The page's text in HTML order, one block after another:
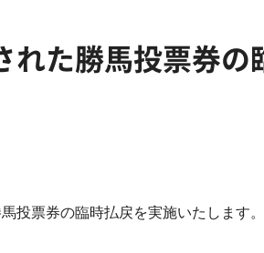
れた勝馬投票券の
投票券の臨時払戻を実施いたします。